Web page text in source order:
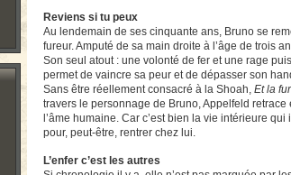
Reviens si tu peux
Au lendemain de ses cinquante ans, Bruno se
fureur. Amputé de sa main droite à l’âge de trois
Son seul atout : une volonté de fer et une rage
permet de vaincre sa peur et de dépasser son
Sans être réellement consacré à la Shoah, Et la
travers le personnage de Bruno, Appelfeld
l’âme humaine. Car c’est bien la vie intérieure
pour, peut-être, rentrer chez lui.
L’enfer c’est les autres